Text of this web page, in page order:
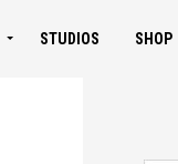
STUDIOS SHOP